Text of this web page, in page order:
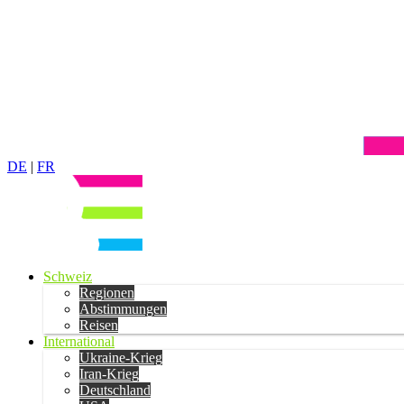
DE | FR
Schweiz
Regionen
Abstimmungen
Reisen
International
Ukraine-Krieg
Iran-Krieg
Deutschland